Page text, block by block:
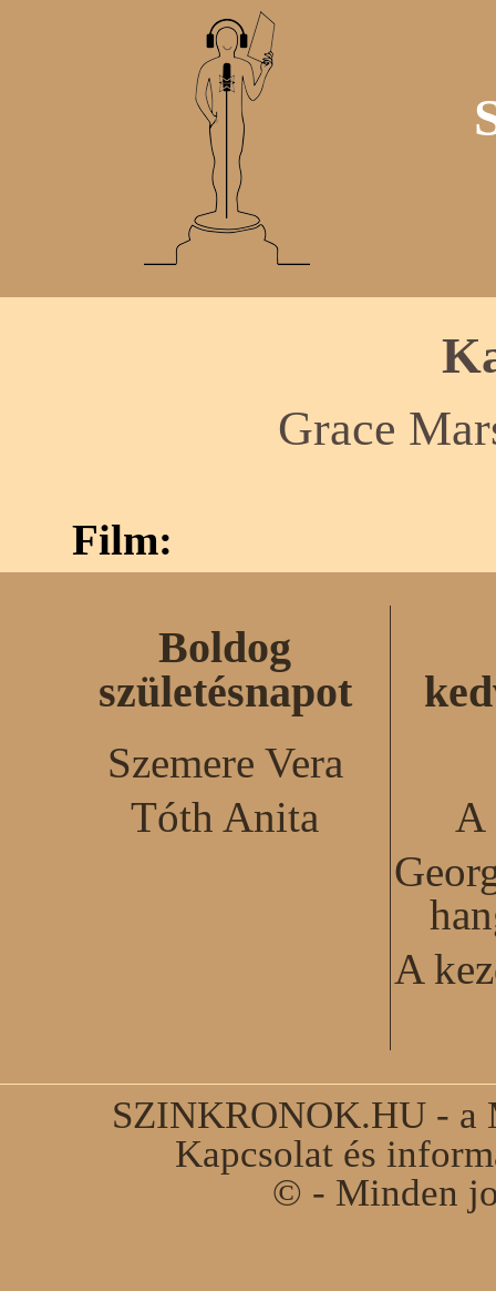
Grace
Film:
Boldog
születésnapot
Szemere Vera
Tóth Anita
A
A
SZINKRONOK.HU - a
Kapcsolat és
© - Minden